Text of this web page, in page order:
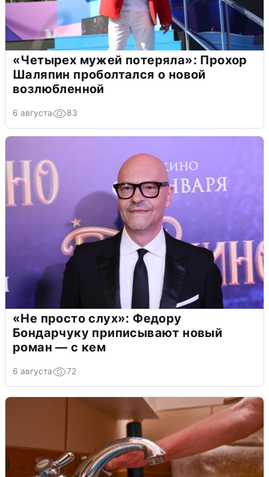
«Четырех мужей потеряла»: Прохор
Шаляпин проболтался о новой
возлюбленной
6 августа 83
«Не просто слух»: Федору
Бондарчуку приписывают новый
роман — с кем
6 августа 72